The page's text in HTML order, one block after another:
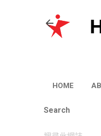
HOME
Search